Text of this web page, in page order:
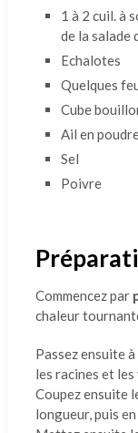
1 à 2 cuil. à
de la salade
Echalotes
Quelques
Cube
Ail en
Sel
Poivre
Commencez par
chaleur
Passez ensuite à
les racines et
Coupez ensuite
longueur, puis